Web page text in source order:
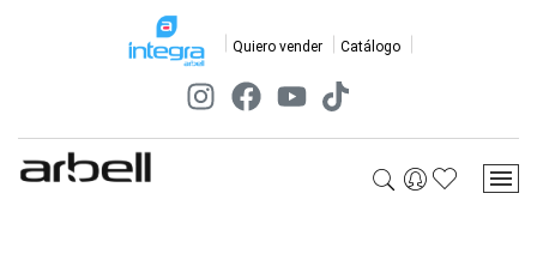
Quiero vender Catálogo